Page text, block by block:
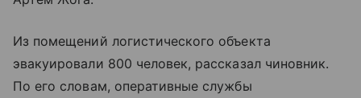
Из помещений логистического объекта
эвакуировали 800 человек, рассказал чиновник.
По его словам, оперативные службы